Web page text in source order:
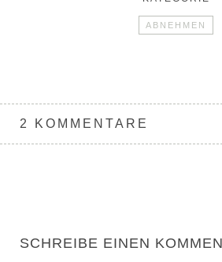
ABNEHMEN
2 KOMMENTARE
SCHREIBE EINEN